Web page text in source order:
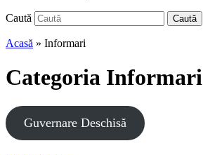
Caută Caută
Acasă » Informari
Categoria Informari
Guvernare Deschisă